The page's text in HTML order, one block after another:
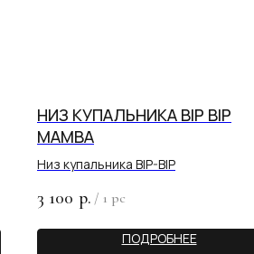
НИЗ КУПАЛЬНИКА BIP BIP
MAMBA
Низ купальника BIP-BIP
3 100 р. / 1 pc
ПОДРОБНЕЕ
студиях действуетбесплатная